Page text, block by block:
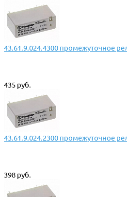
43.61.9.024.4300 промежуточное
435 руб.
43.61.9.024.2300 промежуточное
398 руб.